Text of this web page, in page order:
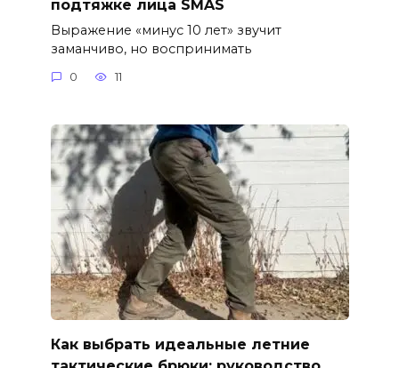
подтяжке лица SMAS
Выражение «минус 10 лет» звучит
заманчиво, но воспринимать
0 11
Как выбрать идеальные летние